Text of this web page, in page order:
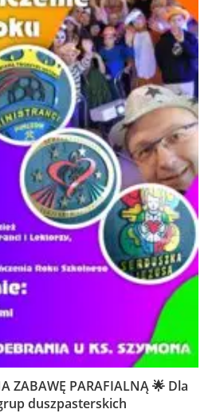
ZABAWĘ PARAFIALNĄ 🌟 Dla
duszpasterskich